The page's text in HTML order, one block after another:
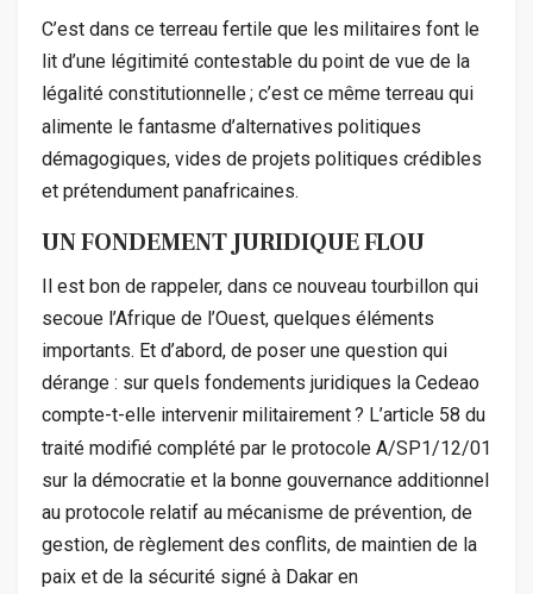
C’est dans ce terreau fertile que les militaires font le
lit d’une légitimité contestable du point de vue de la
légalité constitutionnelle; c’est ce même terreau qui
alimente le fantasme d’alternatives politiques
démagogiques, vides de projets politiques crédibles
et prétendument panafricaines.
UN FONDEMENT JURIDIQUE FLOU
Il est bon de rappeler, dans ce nouveau tourbillon qui
secoue l’Afrique de l’Ouest, quelques éléments
importants. Et d’abord, de poser une question qui
dérange : sur quels fondements juridiques la Cedeao
compte-t-elle intervenir militairement? L’article 58 du
traité modifié complété par le protocole A/SP1/12/01
sur la démocratie et la bonne gouvernance additionnel
au protocole relatif au mécanisme de prévention, de
gestion, de règlement des conflits, de maintien de la
paix et de la sécurité signé à Dakar en